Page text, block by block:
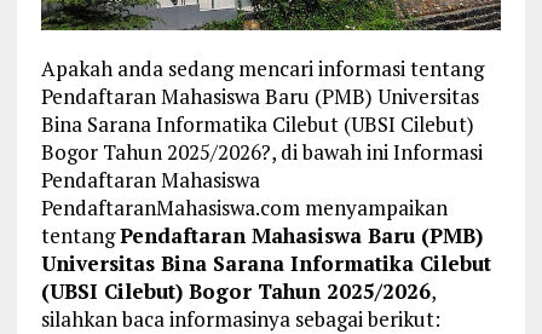
Apakah anda sedang mencari informasi tentang
Pendaftaran Mahasiswa Baru (PMB) Universitas
Bina Sarana Informatika Cilebut (UBSI Cilebut)
Bogor Tahun 2025/2026?, di bawah ini Informasi
Pendaftaran Mahasiswa
PendaftaranMahasiswa.com menyampaikan
tentangPendaftaran Mahasiswa Baru (PMB)
Universitas Bina Sarana Informatika Cilebut
(UBSI Cilebut) Bogor Tahun 2025/2026,
silahkan baca informasinya sebagai berikut: